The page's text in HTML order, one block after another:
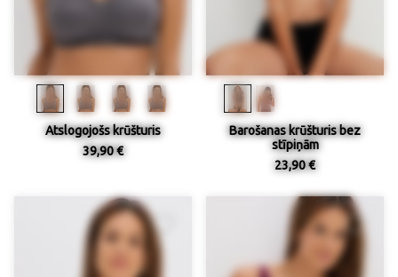
Atslogojošs krūšturis
39,90 €
Barošanas krūšturis bez
stīpiņām
23,90 €